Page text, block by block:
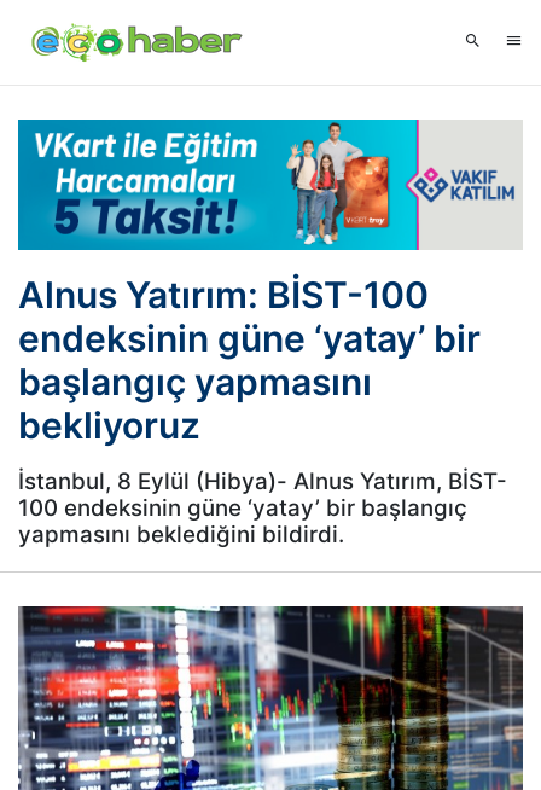
Alnus Yatırım: BİST-100
endeksinin güne ‘yatay’ bir
başlangıç yapmasını
bekliyoruz
İstanbul, 8 Eylül (Hibya)- Alnus Yatırım, BİST-
100 endeksinin güne ‘yatay’ bir başlangıç
yapmasını beklediğini bildirdi.